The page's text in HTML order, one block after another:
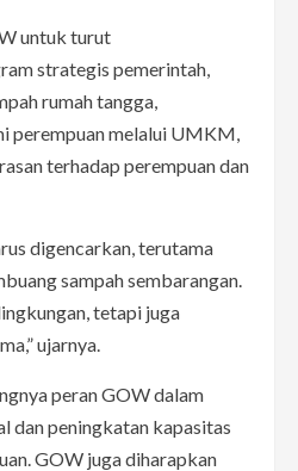
untuk turut
strategis pemerintah,
rumah tangga,
perempuan melalui UMKM,
terhadap perempuan dan
digencarkan, terutama
sampah sembarangan.
tetapi juga
ujarnya.
peran GOW dalam
dan peningkatan kapasitas
GOW juga diharapkan